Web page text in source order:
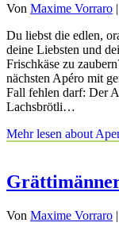
Von Maxime Vorraro |
Du liebst die edlen,
deine Liebsten und
Frischkäse zu
nächsten Apéro mit
Fall fehlen darf: Der
Lachsbrötli…
Mehr lesen about
Von Maxime Vorraro |